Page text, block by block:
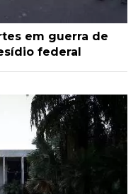
em guerra de
federal